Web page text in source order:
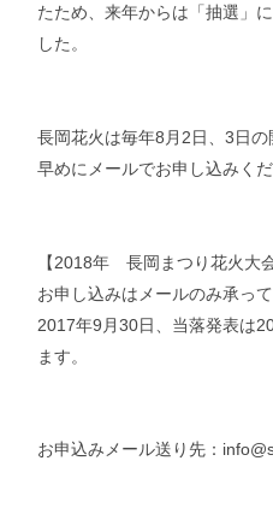
たため、来年からは「抽選」
した。
長岡花火は毎年8月2日、3日
早めにメールでお申し込みくだ
【2018年 長岡まつり花火大
お申し込みはメールのみ承っ
2017年9月30日、当落発表は
ます。
お申込みメール送り先：